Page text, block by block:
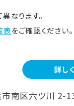
なります。
表をご確認ください。
詳し
南区六ツ川 2-